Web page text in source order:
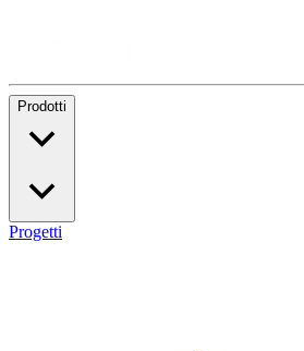
Prodotti
Progetti